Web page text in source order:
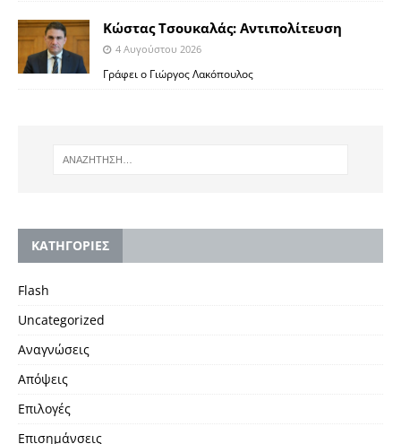
Κώστας Τσουκαλάς: Αντιπολίτευση
4 Αυγούστου 2026
Γράφει ο Γιώργος Λακόπουλος
KΑΤΗΓΟΡΙΕΣ
Flash
Uncategorized
Αναγνώσεις
Απόψεις
Επιλογές
Επισημάνσεις